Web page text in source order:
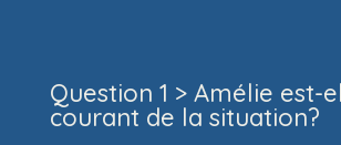
Question 1 > Amélie est-
courant de la situation?